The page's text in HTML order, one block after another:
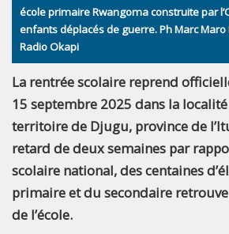
école primaire Rwangoma construite par
enfants déplacés de guerre. Ph Marc Maro
Radio Okapi
La rentrée scolaire reprend
15 septembre 2025 dans la
territoire de Djugu, province de
retard de deux semaines par
scolaire national, des centaines
primaire et du secondaire
de l’école.